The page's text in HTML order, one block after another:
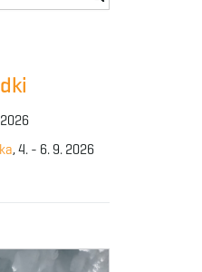
, 4. - 6. 9. 2026